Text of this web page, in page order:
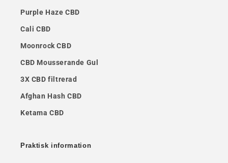
Purple Haze CBD
Cali CBD
Moonrock CBD
CBD Mousserande Gul
3X CBD filtrerad
Afghan Hash CBD
Ketama CBD
Praktisk information